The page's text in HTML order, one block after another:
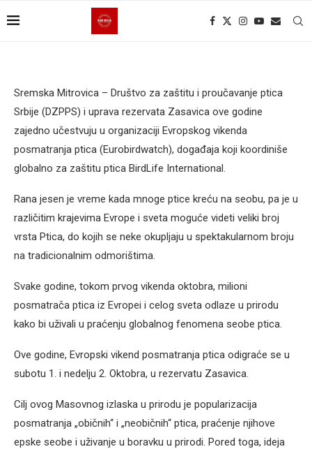
Sremska Mitrovica – Društvo za zaštitu i proučavanje ptica
Srbije (DZPPS) i uprava rezervata Zasavica ove godine
zajedno učestvuju u organizaciji Evropskog vikenda
posmatranja ptica (Eurobirdwatch), događaja koji koordiniše
globalno za zaštitu ptica BirdLife International.
Rana jesen je vreme kada mnoge ptice kreću na seobu, pa je u
različitim krajevima Evrope i sveta moguće videti veliki broj
vrsta Ptica, do kojih se neke okupljaju u spektakularnom broju
na tradicionalnim odmorištima.
Svake godine, tokom prvog vikenda oktobra, milioni
posmatrača ptica iz Evropei i celog sveta odlaze u prirodu
kako bi uživali u praćenju globalnog fenomena seobe ptica.
Ove godine, Evropski vikend posmatranja ptica odigraće se u
subotu 1. i nedelju 2. Oktobra, u rezervatu Zasavica.
Cilj ovog Masovnog izlaska u prirodu je popularizacija
posmatranja „običnih“ i „neobičnih“ ptica, praćenje njihove
epske seobe i uživanje u boravku u prirodi. Pored toga, ideja